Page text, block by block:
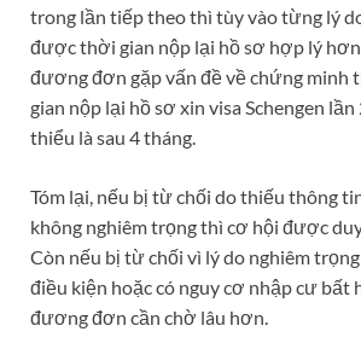
trong lần tiếp theo thì tùy vào từng lý
được thời gian nộp lại hồ sơ hợp lý
đương đơn gặp vấn đề về chứng minh
gian nộp lại hồ sơ xin visa Schengen lần
thiểu là sau 4 tháng.
Tóm lại, nếu bị từ chối do thiếu thông
không nghiêm trọng thì cơ hội được
Còn nếu bị từ chối vì lý do nghiêm
điều kiện hoặc có nguy cơ nhập cư bất
đương đơn cần chờ lâu hơn.